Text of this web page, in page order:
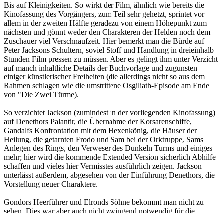
Bis auf Kleinigkeiten. So wirkt der Film, ähnlich wie bereits die
Kinofassung des Vorgängers, zum Teil sehr gehetzt, sprintet vor
allem in der zweiten Hälfte geradezu von einem Höhepunkt zum
nächsten und gönnt weder den Charakteren der Helden noch dem
Zuschauer viel Verschnaufzeit. Hier bemerkt man die Bürde auf
Peter Jacksons Schultern, soviel Stoff und Handlung in dreieinhalb
Stunden Film pressen zu müssen. Aber es gelingt ihm unter Verzicht
auf manch inhaltliche Details der Buchvorlage und zugunsten
einiger künstlerischer Freiheiten (die allerdings nicht so aus dem
Rahmen schlagen wie die umstrittene Osgiliath-Episode am Ende
von "Die Zwei Türme).
So verzichtet Jackson (zumindest in der vorliegenden Kinofassung)
auf Denethors Palantir, die Übernahme der Korsarenschiffe,
Gandalfs Konfrontation mit dem Hexenkönig, die Häuser der
Heilung, die getarnten Frodo und Sam bei der Orktruppe, Sams
Anlegen des Rings, den Verweser des Dunkeln Turms und einiges
mehr; hier wird die kommende Extended Version sicherlich Abhilfe
schaffen und vieles hier Vermisstes ausführlich zeigen. Jackson
unterlässt außerdem, abgesehen von der Einführung Denethors, die
Vorstellung neuer Charaktere.
Gondors Heerführer und Elronds Söhne bekommt man nicht zu
sehen. Dies war aber auch nicht zwingend notwendig für die